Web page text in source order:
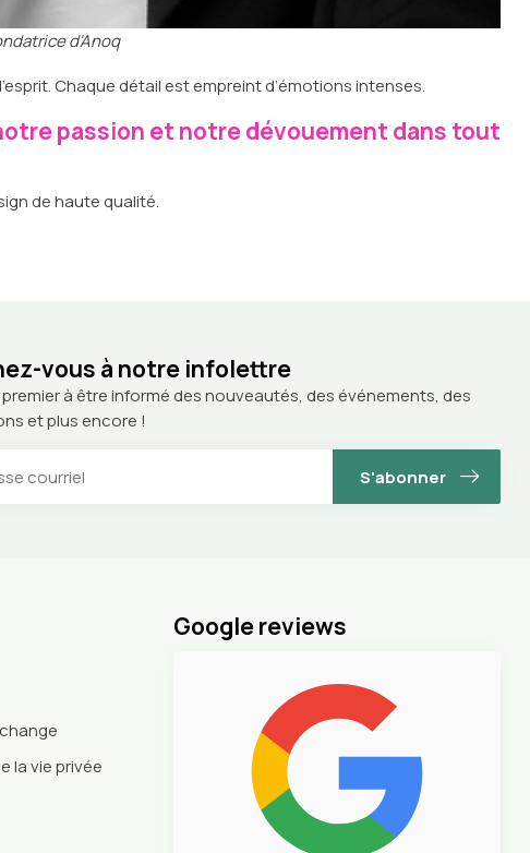
d'Anoq
Chaque détail est empreint d’émotions intenses.
passion et notre dévouement dans tout
de haute qualité.
vous à notre infolettre
à être informé des nouveautés, des événements, des
et plus encore !
S'abonner
la vie privée
Google reviews